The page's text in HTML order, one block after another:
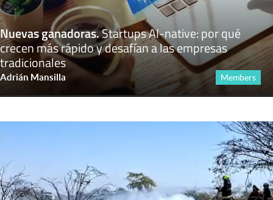
Nuevas ganadoras.Startups AI-native: por qué
crecen más rápido y desafían a las empresas
tradicionales
Adrián Mansilla Members